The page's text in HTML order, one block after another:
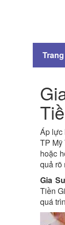
Áp lực
TP
hoặc
quả rõ
Gia
Tiền
quá